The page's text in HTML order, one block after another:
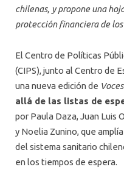
chilenas, y propone una
protección financiera de
El Centro de Políticas
(CIPS), junto al Centro de
una nueva edición de
allá de las listas de
por Paula Daza, Juan Luis
y Noelia Zunino, que
del sistema sanitario
en los tiempos de espera.